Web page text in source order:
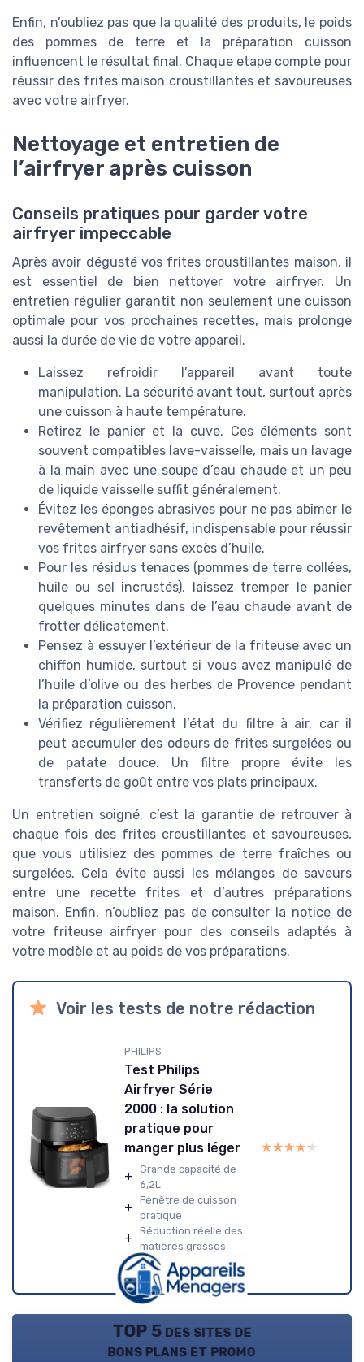
Enfin, n’oubliez pas que la qualité des produits, le poids
des pommes de terre et la préparation cuisson
influencent le résultat final. Chaque etape compte pour
réussir des frites maison croustillantes et savoureuses
avec votre airfryer.
Nettoyage et entretien de
l’airfryer après cuisson
Conseils pratiques pour garder votre
airfryer impeccable
Après avoir dégusté vos frites croustillantes maison, il
est essentiel de bien nettoyer votre airfryer. Un
entretien régulier garantit non seulement une cuisson
optimale pour vos prochaines recettes, mais prolonge
aussi la durée de vie de votre appareil.
Laissez refroidir l’appareil avant toute
manipulation. La sécurité avant tout, surtout après
une cuisson à haute température.
Retirez le panier et la cuve. Ces éléments sont
souvent compatibles lave-vaisselle, mais un lavage
à la main avec une soupe d’eau chaude et un peu
de liquide vaisselle suffit généralement.
Évitez les éponges abrasives pour ne pas abîmer le
revêtement antiadhésif, indispensable pour réussir
vos frites airfryer sans excès d’huile.
Pour les résidus tenaces (pommes de terre collées,
huile ou sel incrustés), laissez tremper le panier
quelques minutes dans de l’eau chaude avant de
frotter délicatement.
Pensez à essuyer l’extérieur de la friteuse avec un
chiffon humide, surtout si vous avez manipulé de
l’huile d’olive ou des herbes de Provence pendant
la préparation cuisson.
Vérifiez régulièrement l’état du filtre à air, car il
peut accumuler des odeurs de frites surgelées ou
de patate douce. Un filtre propre évite les
transferts de goût entre vos plats principaux.
Un entretien soigné, c’est la garantie de retrouver à
chaque fois des frites croustillantes et savoureuses,
que vous utilisiez des pommes de terre fraîches ou
surgelées. Cela évite aussi les mélanges de saveurs
entre une recette frites et d’autres préparations
maison. Enfin, n’oubliez pas de consulter la notice de
votre friteuse airfryer pour des conseils adaptés à
votre modèle et au poids de vos préparations.
Voir les tests de notre rédaction
PHILIPS
Test Philips
Airfryer Série
2000 : la solution
pratique pour
manger plus léger
+ Grande capacité de
6,2L
+ Fenêtre de cuisson
pratique
+ Réduction réelle des
matières grasses
★★★★★
★★★★★
TOP 5 des sites de
bons plans et promo